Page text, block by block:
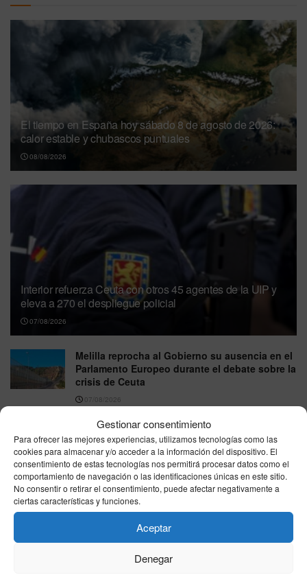
Gestionar consentimiento
Para ofrecer las mejores experiencias, utilizamos tecnologías como las
cookies para almacenar y/o acceder a la información del dispositivo. El
consentimiento de estas tecnologías nos permitirá procesar datos como el
comportamiento de navegación o las identificaciones únicas en este sitio.
No consentir o retirar el consentimiento, puede afectar negativamente a
ciertas características y funciones.
Aceptar
Denegar
El tiempo en España hoy sábado 8 de agosto de 2026:
calor estable y chubascos puntuales
08/08/2026
Interior refuerza Ceuta con otros 45 agentes de la UIP y
eleva a 270 el despliegue policial
07/08/2026
Melilla reprocha al Gobierno su ausencia en el
Parlamento Europeo durante el debate sobre la
crisis de Ceuta
07/08/2026
La Armada refuerza Ceuta con las fragatas
‘Santa María’ y ‘Navarra’ junto al patrullero
‘Rayo’
Las ayudas por viviendas destruidas en los
incendios llegan hasta 15.120 euros y exigen
que sea la residencia habitual
07/08/2026